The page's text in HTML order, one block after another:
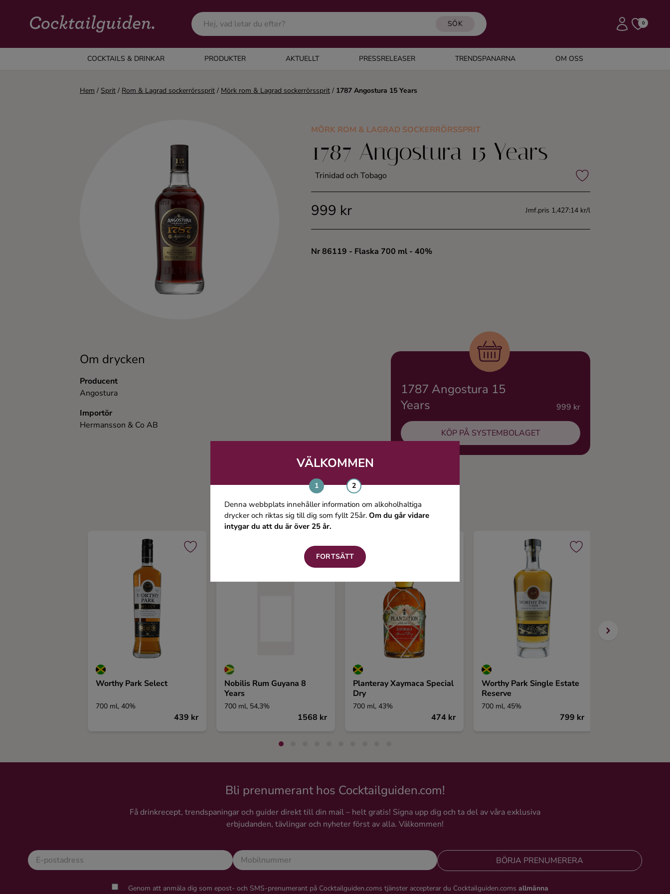
SÖK 0
COCKTAILS & DRINKAR PRODUKTER AKTUELLT PRESSRELEASER TRENDSPANARNA OM OSS
COCKTAILS & DRINKAR
Alla cocktails & drinkar
VÄLKOMMEN
Denna webbplats innehåller information om alkoholhaltiga
drycker och riktas sig till dig som fyllt 25år. Om du går vidare
intygar du att du är över 25 år.
FORTSÄTT
Hem / Sprit / Rom & Lagrad sockerrörssprit / Mörk rom & Lagrad sockerrörssprit / 1787 Angostura 15 Years
MÖRK ROM & LAGRAD SOCKERRÖRSSPRIT
1787 Angostura 15 Years
Trinidad och Tobago
999 kr Jmf.pris 1,427:14 kr/l
Nr 86119 - Flaska 700 ml - 40%
Om drycken
Producent
Angostura
Importör
Hermansson & Co AB
1787 Angostura 15
Years
999 kr
KÖP PÅ SYSTEMBOLAGET
Du kanske även gillar
Worthy Park Select
700 ml, 40%
439 kr
Nobilis Rum Guyana 8
Years
700 ml, 54,3%
1568 kr
Planteray Xaymaca Special
Dry
700 ml, 43%
474 kr
Worthy Park Single Estate
Reserve
700 ml, 45%
799 kr
Bli prenumerant hos Cocktailguiden.com!
Få drinkrecept, trendspaningar och guider direkt till din mail – helt gratis! Signa upp dig och ta del av våra exklusiva
erbjudanden, tävlingar och nyheter först av alla. Välkommen!
BÖRJA PRENUMERERA
Genom att anmäla dig som epost- och SMS-prenumerant på Cocktailguiden.coms tjänster accepterar du Cocktailguiden.coms allmänna